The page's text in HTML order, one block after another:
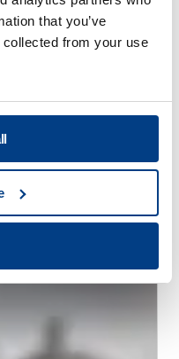
that you’ve
collected from your use
减少热处理变形